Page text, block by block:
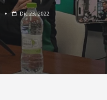
Dic 23, 2022